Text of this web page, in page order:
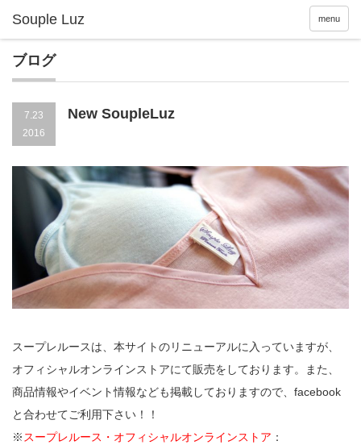
menu
ブログ
7.23
2016
New SoupleLuz
スープレルースは、本サイトのリニューアルに入っていますが、
オフィシャルオンラインストアにて販売をしております。また、
商品情報やイベント情報なども掲載しておりますので、facebook
と合わせてご利用下さい！！
※スープレルース・オフィシャルオンラインストア ：